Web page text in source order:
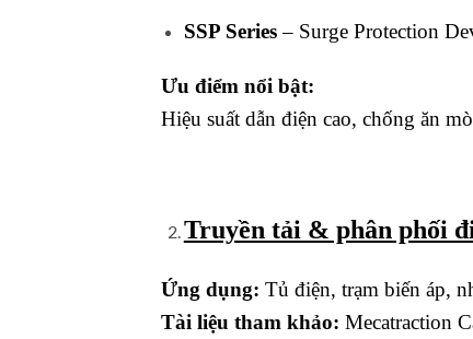
SSP Series– Surge Protection
Ưu điểm nổi bật:
Hiệu suất dẫn điện cao, chống ăn
Truyền tải & phân phối
Ứng dụng: Tủ điện, trạm biến áp,
Tài liệu tham khảo: Mecatraction